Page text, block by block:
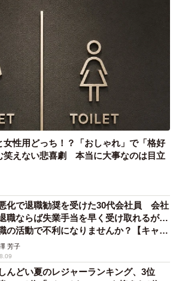
り返り、自分の性格から過ちの本質
話を“言いっぱなし”、他人の話を“聞
も肯定もしないのが特徴だ。
つ）は、仲間とつながり続けるこ
前に京都で新しい自助グループと、
事者の会京都」を立ち上げた中島康
＝。「まず、自らが依存症であるこ
する。自身も20代後半にパチンコに
た経験を持つ。
「これで最後」と何度も決意をし
のが特徴の一つ。中島さんは「一人
付いて。うそを重ねた経験も、周囲
も、みんな同じなので、安心して話
。
女性用どっち！？「おしゃれ」で「格好
笑えない悲喜劇 本当に大事なのは目立
化で退職勧奨を受けた30代会社員 会社
職ならば失業手当を早く受け取れるが…
の活動で不利になりませんか？【キャリ
ンセラーが解説】
芳子
んどい夏のレジャーランキング、3位